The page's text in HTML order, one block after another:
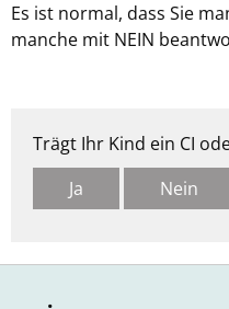
Es ist normal, dass Sie
manche mit NEIN
Trägt Ihr Kind ein CI
Ja
Nein